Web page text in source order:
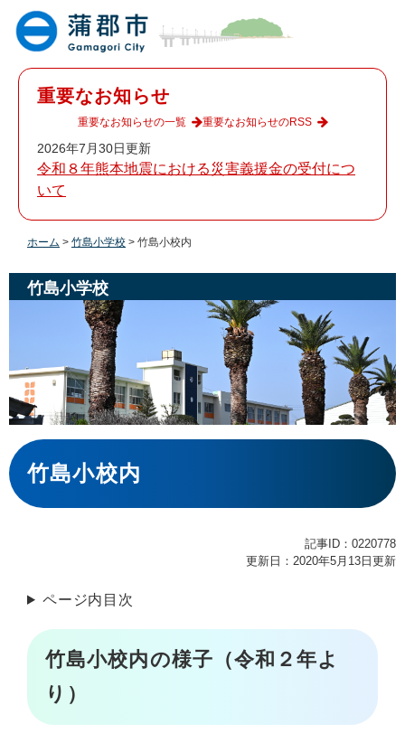
重要なお知らせ
2026年7月30日更新
令和８年熊本地震における災害義援金の受付につ
いて
重要なお知らせの一覧 重要なお知らせのRSS
ホーム > 竹島小学校 > 竹島小校内
竹島小学校
本
文
竹島小校内
記事ID：0220778
更新日：2020年5月13日更新
ページ内目次
竹島小校内の様子（令和２年よ
り）